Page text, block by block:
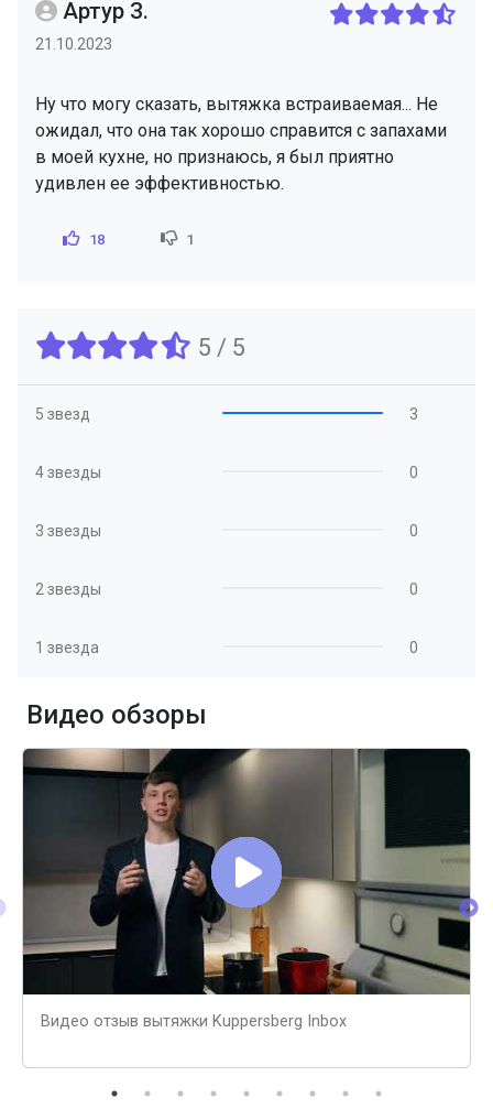
Артур З.
21.10.2023
Ну что могу сказать, вытяжка встраиваемая... Не
ожидал, что она так хорошо справится с запахами
в моей кухне, но признаюсь, я был приятно
удивлен ее эффективностью.
18 1
5 / 5
5 звезд 3
4 звезды 0
3 звезды 0
2 звезды 0
1 звезда 0
Видео обзоры
Видео отзыв вытяжки Kuppersberg Inbox